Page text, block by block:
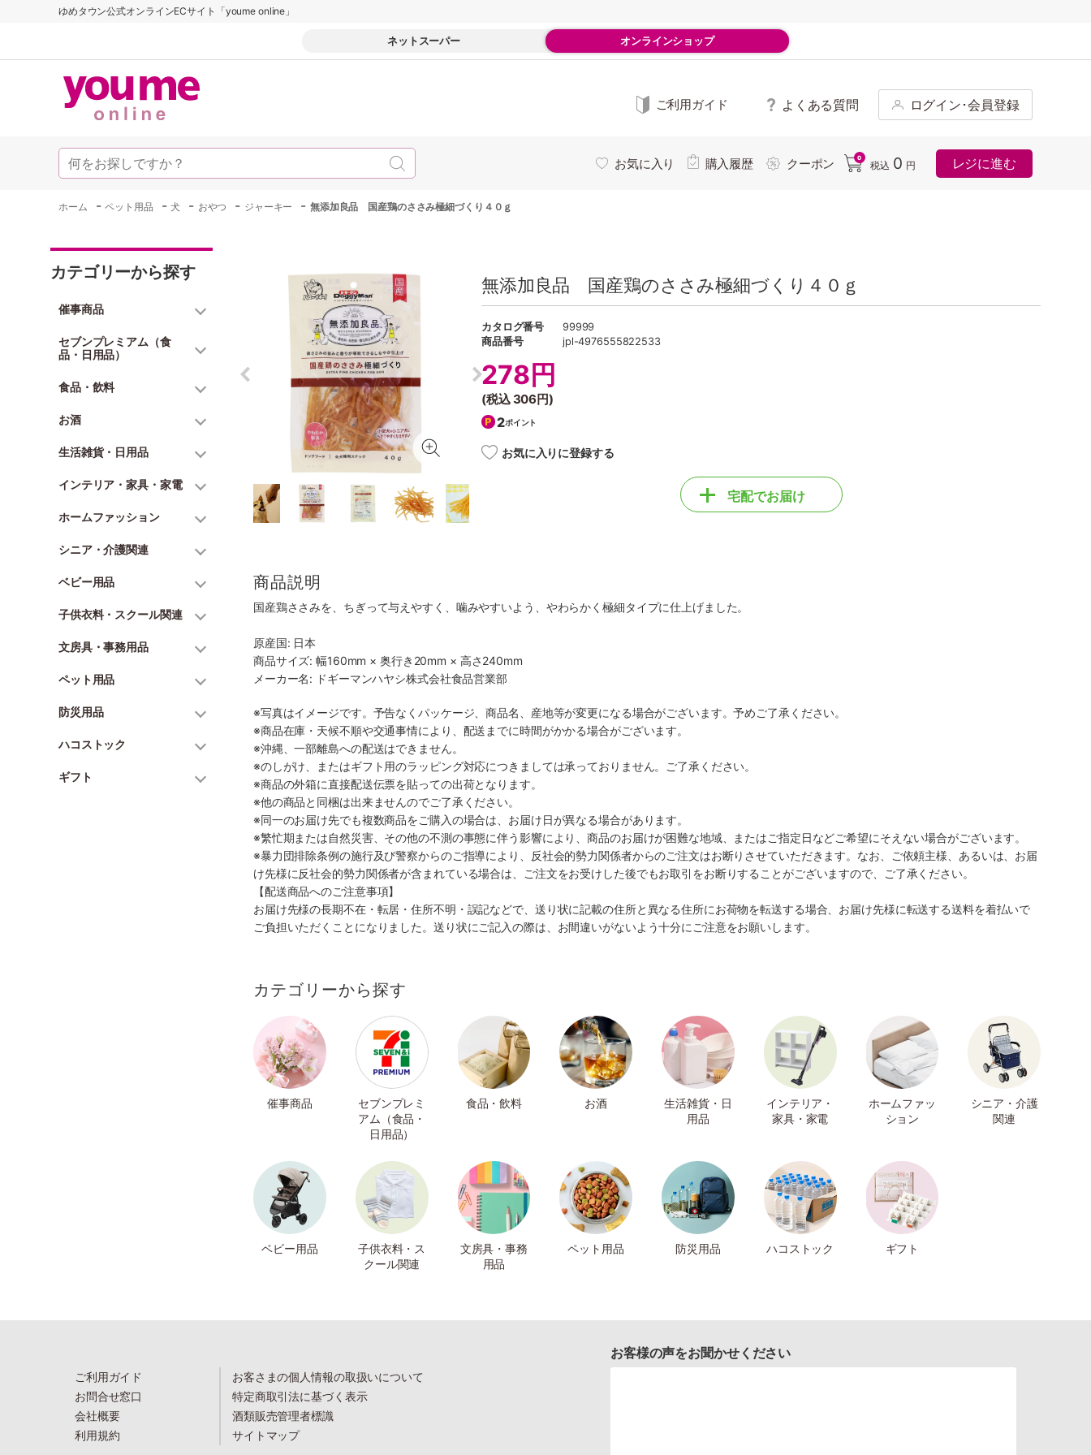
ゆめタウン公式オンラインECサイト「youme online」
ネットスーパー オンラインショップ
ご利用ガイド よくある質問 ログイン･会員登録
お気に入り 購入履歴 クーポン 0
税込 0 円 レジに進む
ホーム -ペット用品 -犬 - おやつ - ジャーキー - 無添加良品 国産鶏のささみ極細づくり４０ｇ
カテゴリーから探す
催事商品
セブンプレミアム（食
品・日用品）
食品・飲料
お酒
生活雑貨・日用品
インテリア・家具・家電
ホームファッション
シニア・介護関連
ベビー用品
子供衣料・スクール関連
文房具・事務用品
ペット用品
防災用品
ハコストック
ギフト
無添加良品 国産鶏のささみ極細づくり４０ｇ
カタログ番号
99999
商品番号
jpl-4976555822533
278円
(税込 306円)
2ポイント
お気に入りに登録する
宅配でお届け
商品説明
国産鶏ささみを、ちぎって与えやすく、噛みやすいよう、やわらかく極細タイプに仕上げました。
原産国: 日本
商品サイズ: 幅160mm × 奥行き20mm × 高さ240mm
メーカー名: ドギーマンハヤシ株式会社食品営業部
※写真はイメージです。予告なくパッケージ、商品名、産地等が変更になる場合がございます。予めご了承ください。
※商品在庫・天候不順や交通事情により、配送までに時間がかかる場合がございます。
※沖縄、一部離島への配送はできません。
※のしがけ、またはギフト用のラッピング対応につきましては承っておりません。ご了承ください。
※商品の外箱に直接配送伝票を貼っての出荷となります。
※他の商品と同梱は出来ませんのでご了承ください。
※同一のお届け先でも複数商品をご購入の場合は、お届け日が異なる場合があります。
※繁忙期または自然災害、その他の不測の事態に伴う影響により、商品のお届けが困難な地域、またはご指定日などご希望にそえない場合がございます。
※暴力団排除条例の施行及び警察からのご指導により、反社会的勢力関係者からのご注文はお断りさせていただきます。なお、ご依頼主様、あるいは、お届
け先様に反社会的勢力関係者が含まれている場合は、ご注文をお受けした後でもお取引をお断りすることがございますので、ご了承ください。
【配送商品へのご注意事項】
お届け先様の長期不在・転居・住所不明・誤記などで、送り状に記載の住所と異なる住所にお荷物を転送する場合、お届け先様に転送する送料を着払いで
ご負担いただくことになりました。送り状にご記入の際は、お間違いがないよう十分にご注意をお願いします。
カテゴリーから探す
催事商品
セブンプレミ
アム（食品・
日用品）
食品・飲料 お酒
生活雑貨・日
用品
インテリア・
家具・家電
ホームファッ
ション
シニア・介護
関連
ベビー用品
子供衣料・ス
クール関連
文房具・事務
用品
ペット用品 防災用品 ハコストック ギフト
ご利用ガイド
お問合せ窓口
会社概要
利用規約
お客さまの個人情報の取扱いについて
特定商取引法に基づく表示
酒類販売管理者標識
サイトマップ
お客様の声をお聞かせください